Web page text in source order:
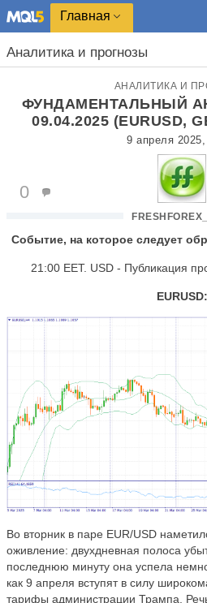
Главная
Аналитика и прогнозы
АНАЛИТИКА И
ФУНДАМЕНТАЛЬНЫЙ
09.04.2025 (EURUSD,
9 апреля
0
Событие, на которое следует
21:00 EET. USD - Публикация
EURUSD:
Во вторник в паре EUR/USD
оживление: двухдневная полоса
последнюю минуту она успела
как 9 апреля вступят в силу
тарифы администрации Трампа.